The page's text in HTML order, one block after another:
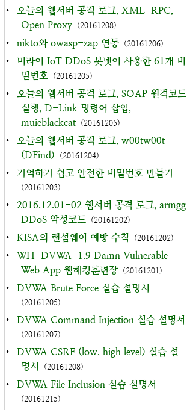
•
오늘의 웹서버 공격 로그, XML-RPC,
Open Proxy (20161208)
• nikto와 owasp-zap 연동 (20161206)
•
미라이 IoT DDoS 봇넷이 사용한 61개 비
밀번호 (20161205)
•
오늘의 웹서버 공격 로그, SOAP 원격코드
실행, D-Link 명령어 삽입,
muieblackcat (20161205)
•
오늘의 웹서버 공격 로그, w00tw00t
(DFind)
(20161204)
• 기억하기 쉽고 안전한 비밀번호 만들기
(20161203)
•
2016.12.01-02 웹서버 공격 로그, armgg
DDoS 악성코드 (20161202)
• KISA의 랜섬웨어 예방 수칙 (20161202)
•
WH-DVWA-1.9 Damn Vulnerable
Web App 웹해킹훈련장 (20161201)
• DVWA Brute Force 실습 설명서
(20161205)
• DVWA Command Injection 실습 설명서
(20161207)
•
DVWA CSRF (low, high level) 실습 설
명서
(20161208)
• DVWA File Inclusion 실습 설명서
(20161215)